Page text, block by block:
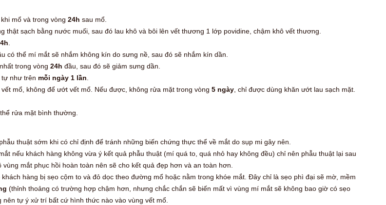
mổ và trong vòng 24h sau mổ.
thật sạch bằng nước muối, sau đó lau khô và bôi lên vết thương 1 lớp povidine, chậm khô vết thương.
có thể mí mắt sẽ nhắm không kín do sưng nề, sau đó sẽ nhắm kín dần.
trong vòng 24h đầu, sau đó sẽ giảm sưng dần.
như trên mỗi ngày 1 lần
mổ, không để ướt vết mổ. Nếu được, không rửa mặt trong vòng 5 ngày, chỉ được dùng khăn ướt lau sạch mặt.
rửa mặt bình thường.
thuật sớm khi có chỉ định để tránh những biến chứng thực thể về mắt do sụp mi gây nên.
nếu khách hàng không vừa ý kết quả phẫu thuật (mí quá to, quá nhỏ hay không đều) chỉ nên phẫu thuật lại sau
vùng mắt phục hồi hoàn toàn nên sẽ cho kết quả đẹp hơn và an toàn hơn.
hàng bị sẹo cộm to và đỏ dọc theo đường mổ hoặc nằm trong khóe mắt. Đây chỉ là sẹo phì đại sẽ mờ, mềm
(thỉnh thoảng có trường hợp chậm hơn, nhưng chắc chắn sẽ biến mất vì vùng mí mắt sẽ không bao giờ có sẹo
nên tự ý xử trí bất cứ hình thức nào vào vùng vết mổ.